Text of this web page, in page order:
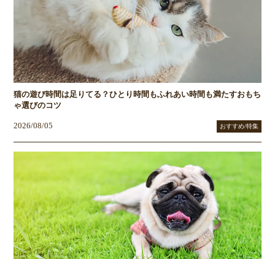
猫の遊び時間は足りてる？ひとり時間もふれあい時間も満たすおもち
ゃ選びのコツ
2026/08/05 おすすめ/特集